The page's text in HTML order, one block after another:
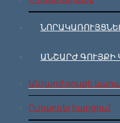
ԱՆՇԱՐԺ ԳՈՒՅՔԻ
Անշարժ գույքի
Ուղարկել հարցում